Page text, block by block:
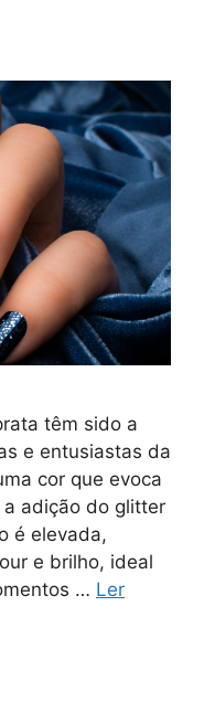
têm sido a
e entusiastas da
cor que evoca
adição do glitter
é elevada,
e brilho, ideal
… Ler